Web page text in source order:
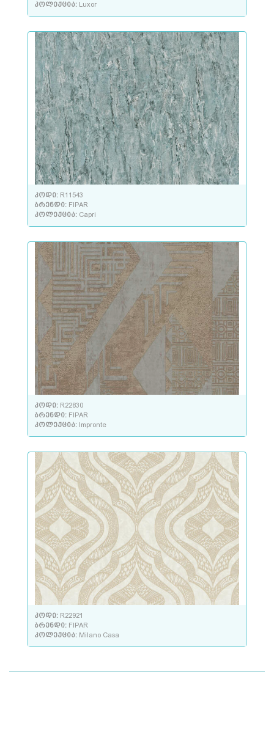
კოლექცია: Luxor
კოდი: R11543
ბრენდი: FIPAR
კოლექცია: Capri
კოდი: R22830
ბრენდი: FIPAR
კოლექცია: Impronte
კოდი: R22921
ბრენდი: FIPAR
კოლექცია: Milano Casa